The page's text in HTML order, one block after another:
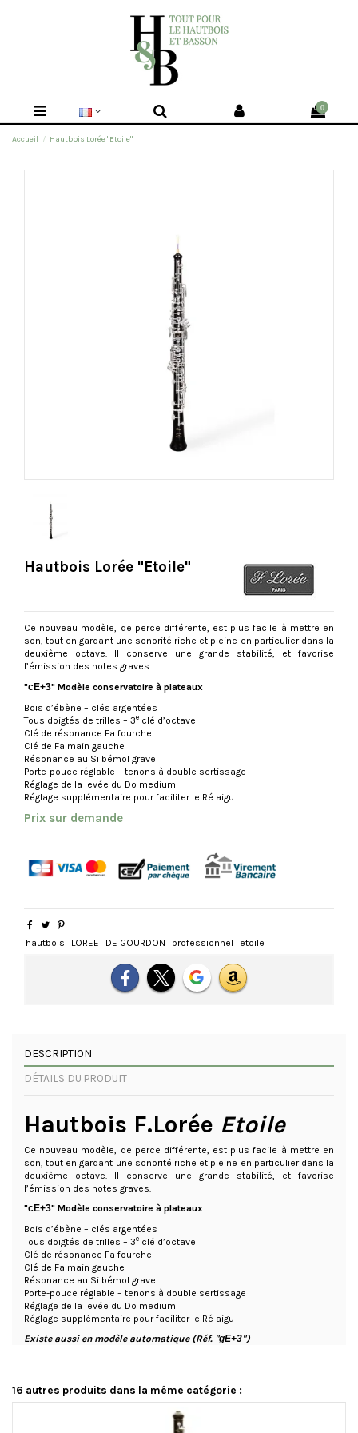
0
Accueil Hautbois Lorée "Etoile"
Hautbois Lorée "Etoile"
Ce nouveau modèle, de perce différente, est plus facile à mettre en
son, tout en gardant une sonorité riche et pleine en particulier dans la
deuxième octave. Il conserve une grande stabilité, et favorise
l’émission des notes graves.
"cE+3" Modèle conservatoire à plateaux
Bois d’ébène – clés argentées
Tous doigtés de trilles – 3e clé d’octave
Clé de résonance Fa fourche
Clé de Fa main gauche
Résonance au Si bémol grave
Porte-pouce réglable – tenons à double sertissage
Réglage de la levée du Do medium
Réglage supplémentaire pour faciliter le Ré aigu
Prix sur demande
hautbois LOREE DE GOURDON professionnel etoile
DESCRIPTION
DÉTAILS DU PRODUIT
Hautbois F.Lorée Etoile
Ce nouveau modèle, de perce différente, est plus facile à mettre en
son, tout en gardant une sonorité riche et pleine en particulier dans la
deuxième octave. Il conserve une grande stabilité, et favorise
l’émission des notes graves.
"cE+3" Modèle conservatoire à plateaux
Bois d’ébène – clés argentées
Tous doigtés de trilles – 3e clé d’octave
Clé de résonance Fa fourche
Clé de Fa main gauche
Résonance au Si bémol grave
Porte-pouce réglable – tenons à double sertissage
Réglage de la levée du Do medium
Réglage supplémentaire pour faciliter le Ré aigu
Existe aussi en modèle automatique (Réf. "gE+3")
16 autres produits dans la même catégorie :